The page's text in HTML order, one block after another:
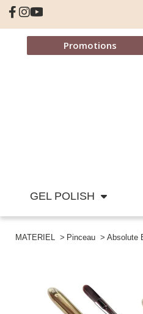
Promotions
GEL POLISH
MATERIEL Pinceau Absolute